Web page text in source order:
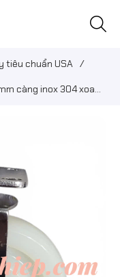
tiêu chuẩn USA /
càng inox 304 xoay